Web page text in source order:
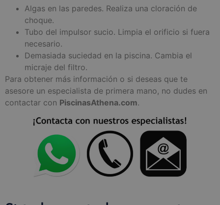
Algas en las paredes. Realiza una cloración de
choque.
Tubo del impulsor sucio. Limpia el orificio si fuera
necesario.
Demasiada suciedad en la piscina. Cambia el
micraje del filtro.
Para obtener más información o si deseas que te
asesore un especialista de primera mano, no dudes en
contactar con PiscinasAthena.com.